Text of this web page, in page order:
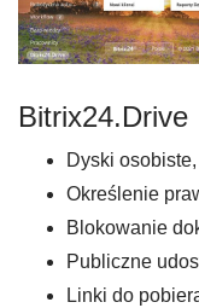
Bitrix24.Drive
Dyski
Określenie
Blokowanie
Publiczne
Linki do